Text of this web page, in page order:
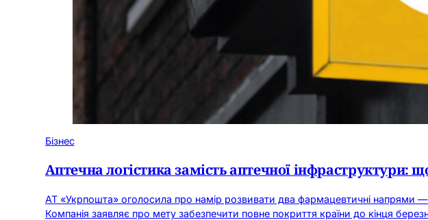
Бізнес
Аптечна логістика замість аптечної
АТ «Укрпошта» оголосила про намір розвивати два фармацевтичні напрями
Компанія заявляє про мету забезпечити повне покриття країни до кінця